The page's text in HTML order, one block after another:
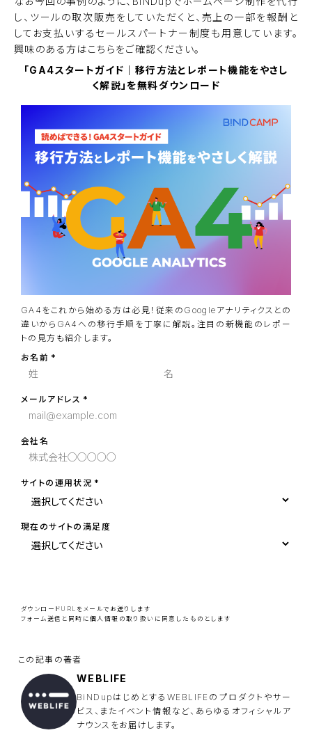
し、ツールの取次販売をしていただくと、売上の一部を報酬と
してお支払いするセールスパートナー制度も用意しています。
興味のある方はこちらをご確認ください。
「GA4スタートガイド｜移行方法とレポート機能をやさし
く解説」を無料ダウンロード
GA4をこれから始める方は必見！従来のGoogleアナリティクスとの
違いからGA4への移行手順を丁寧に解説。注目の新機能のレポー
トの見方も紹介します。
お名前
メールアドレス
会社名
サイトの運用状況
現在のサイトの満足度
ー
ル
の
ま
に
し
て
く
だ
ダウンロードURLをメールでお送りします
フォーム送信と同時に 個人情報の取り扱い に同意したものとします
WEBLIFE
BiNDupはじめとするWEBLIFEのプロダクトやサー
ビス、またイベント情報など、あらゆるオフィシャルア
ナウンスをお届けします。